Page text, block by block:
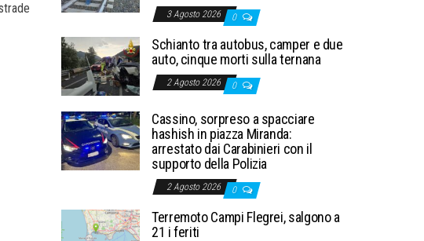
3 Agosto 2026 0
Schianto tra autobus, camper e due
auto, cinque morti sulla ternana
2 Agosto 2026 0
Cassino, sorpreso a spacciare
hashish in piazza Miranda:
arrestato dai Carabinieri con il
supporto della Polizia
2 Agosto 2026 0
Terremoto Campi Flegrei, salgono a
21 i feriti